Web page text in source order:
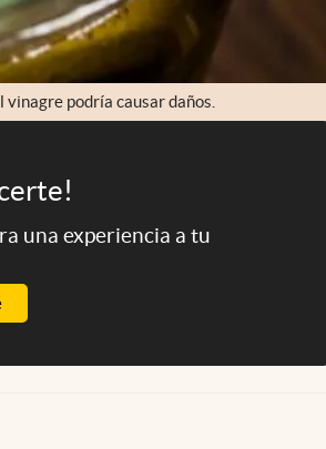
podría causar daños.
una experiencia a tu